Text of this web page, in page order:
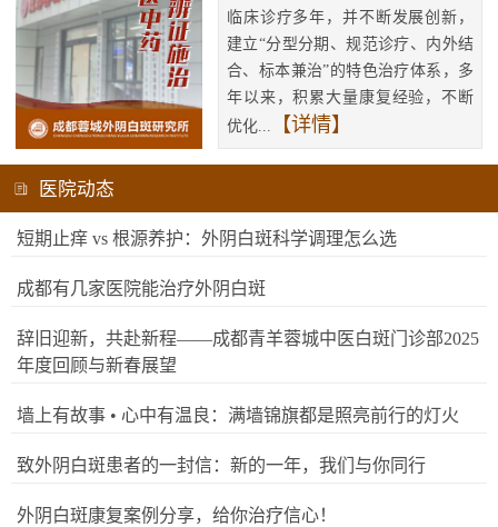
临床诊疗多年，并不断发展创新，
建立“分型分期、规范诊疗、内外结
合、标本兼治”的特色治疗体系，多
年以来，积累大量康复经验，不断
优化...
【详情】
医院动态
短期止痒 vs 根源养护：外阴白斑科学调理怎么选
成都有几家医院能治疗外阴白斑
辞旧迎新，共赴新程——成都青羊蓉城中医白斑门诊部2025
年度回顾与新春展望
墙上有故事 • 心中有温良：满墙锦旗都是照亮前行的灯火
致外阴白斑患者的一封信：新的一年，我们与你同行
外阴白斑康复案例分享，给你治疗信心！